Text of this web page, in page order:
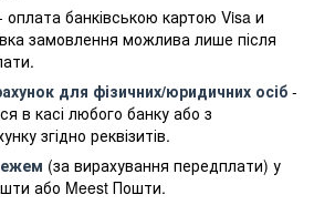
оплата банківською картою Visa и
замовлення можлива лише після
для фізичних/юридичних осіб -
в касі любого банку або з
згідно реквізитів.
(за вирахування передплати) у
або Meest Пошти.